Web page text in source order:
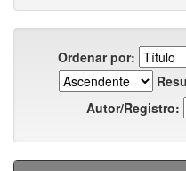
Ordenar por:
Autor/Registro: